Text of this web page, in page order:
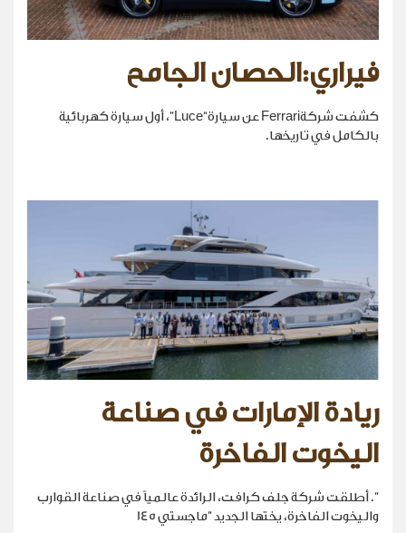
فيراري:الحصان الجامح
كشفت شركةFerrari عن سيارة“Luce”، أول سيارة كهربائية
بالكامل في تاريخها.
ريادة الإمارات في صناعة
اليخوت الفاخرة
". أطلقت شركة جلف كرافت، الرائدة عالمياً في صناعة القوارب
واليخوت الفاخرة، يختها الجديد "ماجستي 145